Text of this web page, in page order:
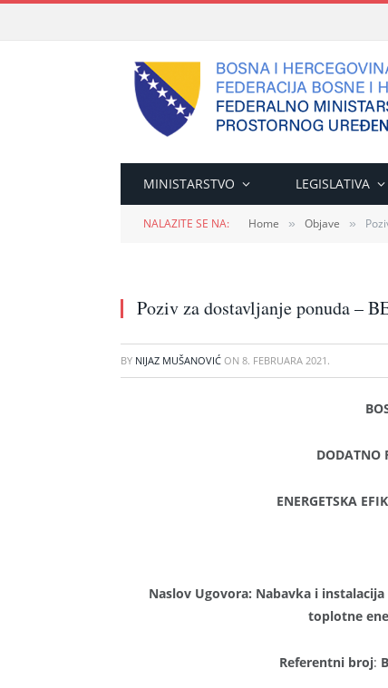
MINISTARSTVO LEGISLATIVA
NALAZITE SE NA: Home » Objave »
Poziv za dostavljanje ponuda –
BY NIJAZ MUŠANOVIĆ ON 8. FEBRUARA 2021.
DODATNO
ENERGETSKA
Naslov Ugovora: Nabavka i
toplotne
Referentni broj: